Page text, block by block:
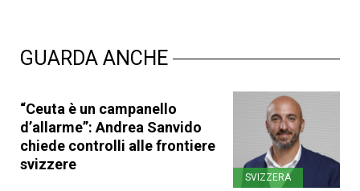
GUARDA ANCHE
“Ceuta è un campanello
d’allarme”: Andrea Sanvido
chiede controlli alle frontiere
svizzere
SVIZZERA